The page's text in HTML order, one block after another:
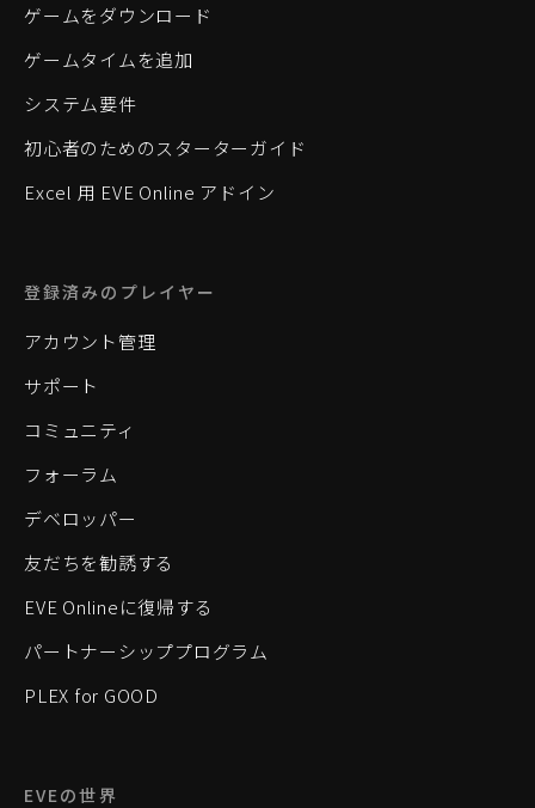
ゲームをダウンロード
ゲームタイムを追加
システム要件
初心者のためのスターターガイド
Excel 用 EVE Online アドイン
登録済みのプレイヤー
アカウント管理
サポート
コミュニティ
フォーラム
デベロッパー
友だちを勧誘する
EVE Onlineに復帰する
パートナーシッププログラム
PLEX for GOOD
EVEの世界